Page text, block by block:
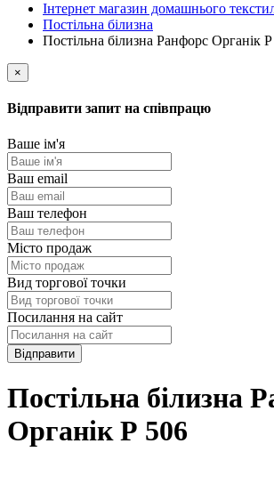
Інтернет магазин домашнього
Постільна білизна
Постільна білизна Ранфорс Органік
×
Відправити запит на співпрацю
Ваше ім'я
Ваш email
Ваш телефон
Місто продаж
Вид торгової точки
Посилання на сайт
Відправити
Постільна білизна
Органік Р 506